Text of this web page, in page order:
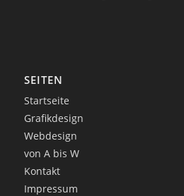
SEITEN
Startseite
Grafikdesign
Webdesign
von A bis W
Kontakt
Impressum